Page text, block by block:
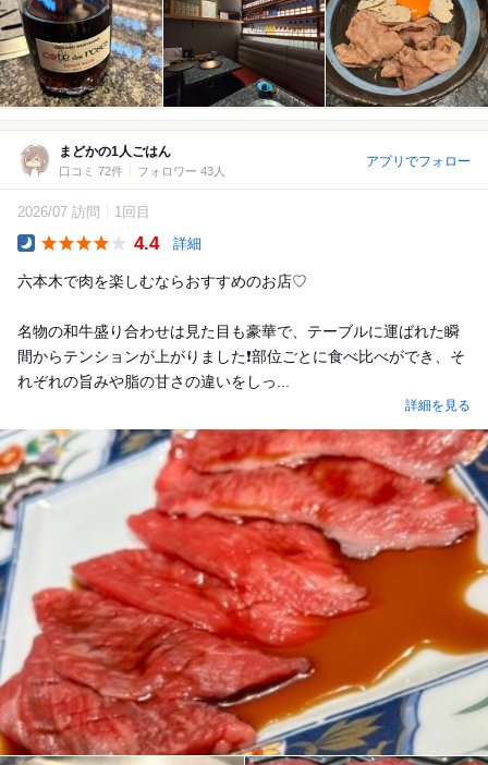
まどかの1人ごはん
口コミ 72件 フォロワー 43人
アプリでフォロー
2026/07 訪問 1回目
4.4 詳細
六本木で肉を楽しむならおすすめのお店♡
名物の和牛盛り合わせは見た目も豪華で、テーブルに運ばれた瞬
間からテンションが上がりました❗️部位ごとに食べ比べができ、そ
れぞれの旨みや脂の甘さの違いをしっ...
詳細を見る